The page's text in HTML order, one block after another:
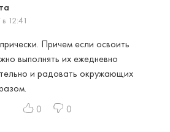
12:41
Причем если освоить
выполнять их ежедневно
и радовать окружающих
0 0